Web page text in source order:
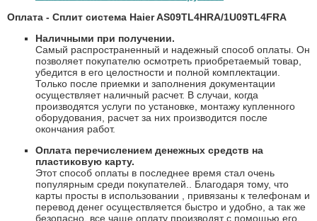
Оплата - Сплит система Haier AS09TL4HRA/1U09TL4FRA
Наличными при получении.
Самый распространенный и надежный способ оплаты. Он
позволяет покупателю осмотреть приобретаемый товар,
убедится в его целостности и полной комплектации.
Только после приемки и заполнения документации
осуществляет наличный расчет. В случаи, когда
производятся услуги по установке, монтажу купленного
оборудования, расчет за них производится после
окончания работ.
Оплата перечислением денежных средств на
пластиковую карту.
Этот способ оплаты в последнее время стал очень
популярным среди покупателей.. Благодаря тому, что
карты просты в использовании , привязаны к телефонам и
перевод денег осуществляется быстро и удобно, а так же
безопасно, все чаще оплату производят с помощью его.